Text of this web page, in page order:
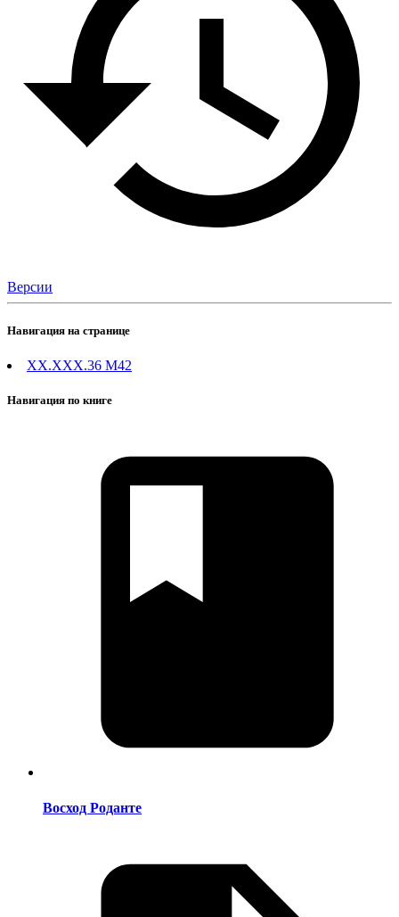
Версии
Навигация на странице
ХХ.ХХХ.36 М42
Навигация по книге
Восход Роданте